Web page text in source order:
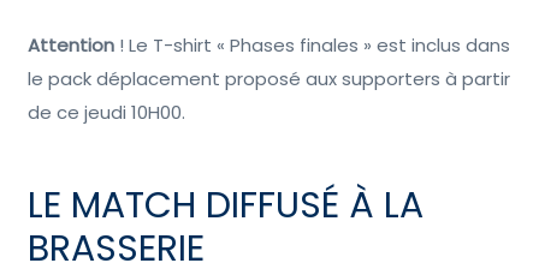
Attention ! Le T-shirt « Phases finales » est inclus dans
le pack déplacement proposé aux supporters à partir
de ce jeudi 10H00.
LE MATCH DIFFUSÉ À LA
BRASSERIE